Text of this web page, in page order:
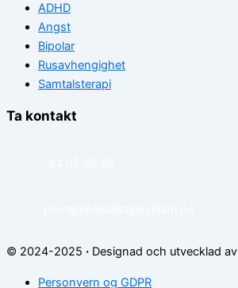
ADHD
Angst
Bipolar
Rusavhengighet
Samtalsterapi
Ta kontakt
© 2024-2025 · Designad och utvecklad av
Personvern og GDPR